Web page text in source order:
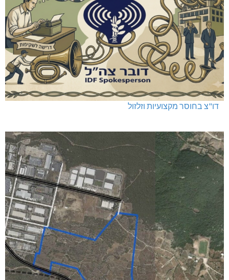
דו"צ בחוסר מקצועיות וזלזול